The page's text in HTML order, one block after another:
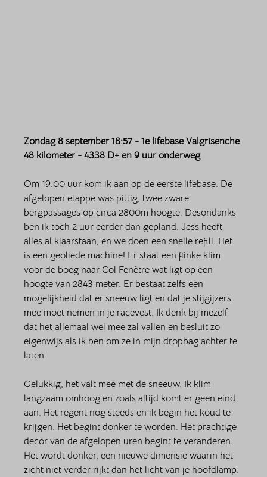
Zondag 8 september 18:57 - 1e lifebase Valgrisenche
48 kilometer - 4338 D+ en 9 uur onderweg
Om 19:00 uur kom ik aan op de eerste lifebase. De
afgelopen etappe was pittig, twee zware
bergpassages op circa 2800m hoogte. Desondanks
ben ik toch 2 uur eerder dan gepland. Jess heeft
alles al klaarstaan, en we doen een snelle refill. Het
is een geoliede machine! Er staat een flinke klim
voor de boeg naar Col Fenêtre wat ligt op een
hoogte van 2843 meter. Er bestaat zelfs een
mogelijkheid dat er sneeuw ligt en dat je stijgijzers
mee moet nemen in je racevest. Ik denk bij mezelf
dat het allemaal wel mee zal vallen en besluit zo
eigenwijs als ik ben om ze in mijn dropbag achter te
laten.
Gelukkig, het valt mee met de sneeuw. Ik klim
langzaam omhoog en zoals altijd komt er geen eind
aan. Het regent nog steeds en ik begin het koud te
krijgen. Het begint donker te worden. Het prachtige
decor van de afgelopen uren begint te veranderen.
Het wordt donker, een nieuwe dimensie waarin het
zicht niet verder rijkt dan het licht van je hoofdlamp.